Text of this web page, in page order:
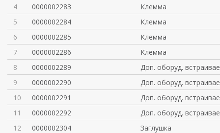
4
0000002283
Клемма
5
0000002284
Клемма
6
0000002285
Клемма
7
0000002286
Клемма
8
0000002289
Доп. оборуд.
9
0000002290
Доп. оборуд.
10
0000002291
Доп. оборуд.
11
0000002292
Доп. оборуд.
12
0000002304
Заглушка